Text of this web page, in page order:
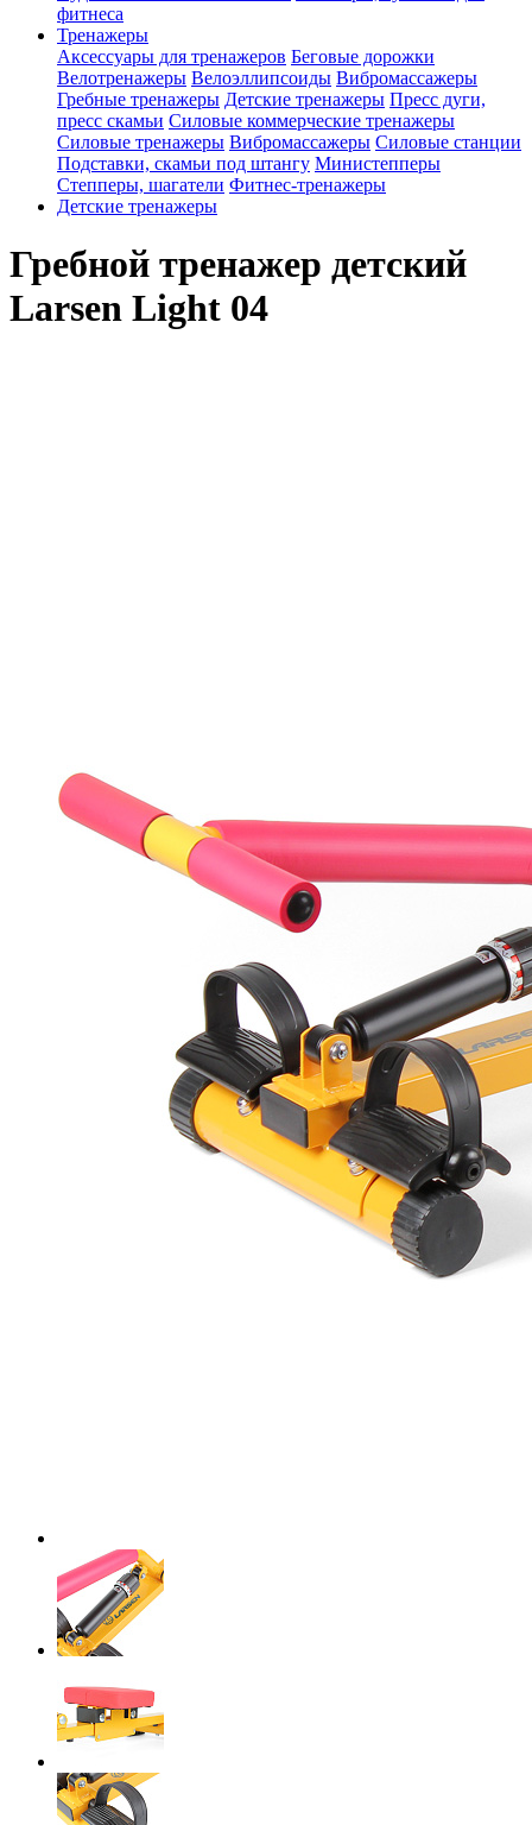
фитнеса
Тренажеры
Аксессуары для тренажеров Беговые дорожки
Велотренажеры Велоэллипсоиды Вибромассажеры
Гребные тренажеры Детские тренажеры Пресс дуги,
пресс скамьи Силовые коммерческие тренажеры
Силовые тренажеры Вибромассажеры Силовые станции
Подставки, скамьи под штангу Министепперы
Степперы, шагатели Фитнес-тренажеры
Детские тренажеры
Гребной тренажер детский
Larsen Light 04